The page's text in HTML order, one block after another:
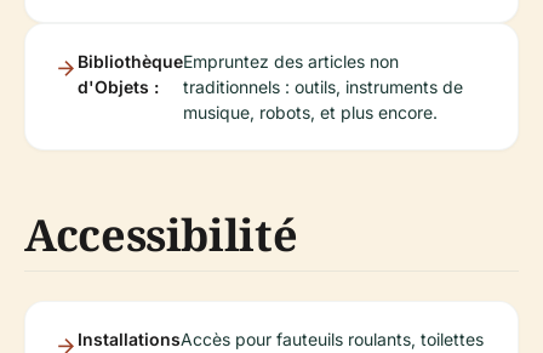
Bibliothèque
d'Objets :
Empruntez des articles non
traditionnels : outils, instruments de
musique, robots, et plus encore.
Accessibilité
InstallationsAccès pour fauteuils roulants, toilettes